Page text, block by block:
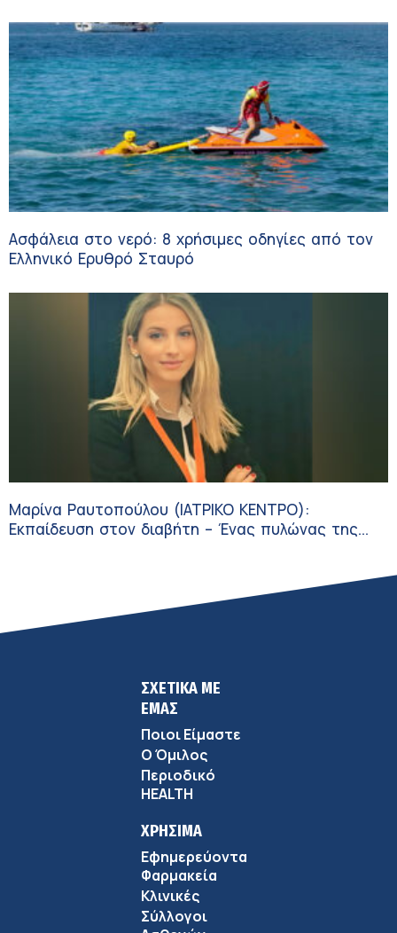
Ασφάλεια στο νερό: 8 χρήσιμες οδηγίες από τον
Ελληνικό Ερυθρό Σταυρό
Μαρίνα Ραυτοπούλου (ΙΑΤΡΙΚΟ ΚΕΝΤΡΟ):
Εκπαίδευση στον διαβήτη – Ένας πυλώνας της
ΣΧΕΤΙΚΑ ΜΕ
ΕΜΑΣ
Ποιοι Είμαστε
Ο Όμιλος
Περιοδικό
HEALTH
ΧΡΗΣΙΜΑ
Εφημερεύοντα
Φαρμακεία
Κλινικές
Σύλλογοι